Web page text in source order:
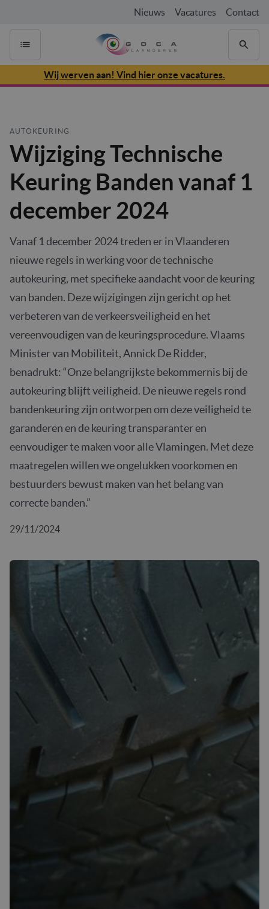
Nieuws Vacatures Contact
Wij werven aan! Vind hier onze vacatures.
AUTOKEURING
Wijziging Technische
Keuring Banden vanaf 1
december 2024
Vanaf 1 december 2024 treden er in Vlaanderen
nieuwe regels in werking voor de technische
autokeuring, met specifieke aandacht voor de keuring
van banden. Deze wijzigingen zijn gericht op het
verbeteren van de verkeersveiligheid en het
vereenvoudigen van de keuringsprocedure. Vlaams
Minister van Mobiliteit, Annick De Ridder,
benadrukt: “Onze belangrijkste bekommernis bij de
autokeuring blijft veiligheid. De nieuwe regels rond
bandenkeuring zijn ontworpen om deze veiligheid te
garanderen en de keuring transparanter en
eenvoudiger te maken voor alle Vlamingen. Met deze
maatregelen willen we ongelukken voorkomen en
bestuurders bewust maken van het belang van
correcte banden.”
29/11/2024